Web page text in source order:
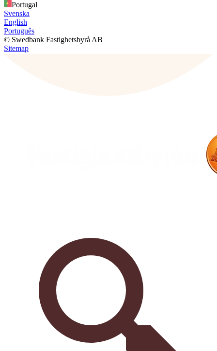
Portugal
Svenska
English
Português
© Swedbank Fastighetsbyrå AB
Sitemap